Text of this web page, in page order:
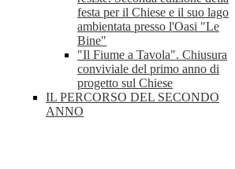
festa per il Chiese e il suo lago
ambientata presso l'Oasi "Le
Bine"
"Il Fiume a Tavola". Chiusura
conviviale del primo anno di
progetto sul Chiese
IL PERCORSO DEL SECONDO
ANNO